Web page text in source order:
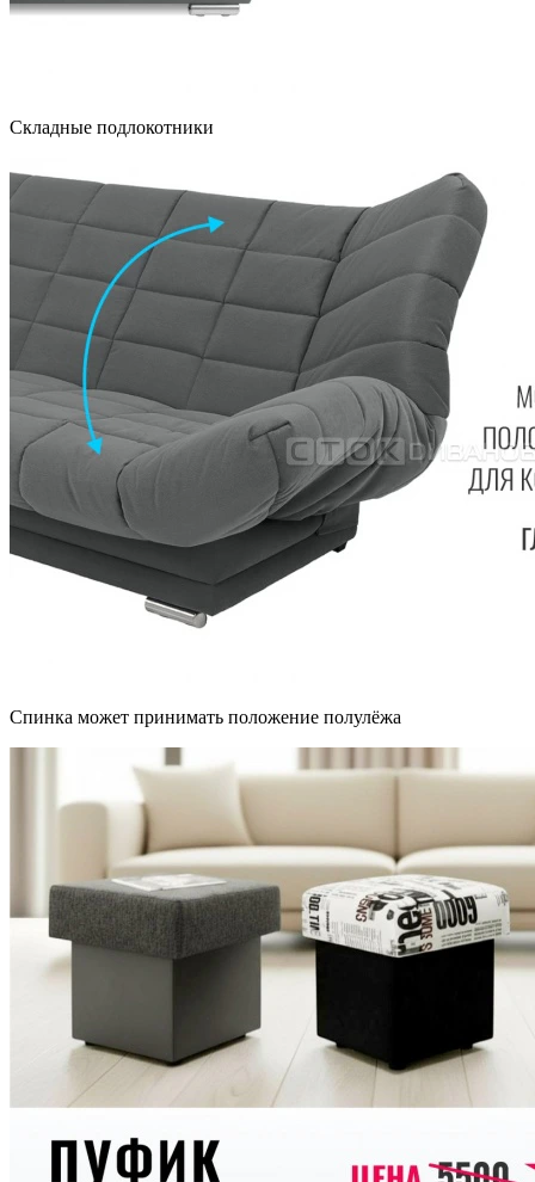
Складные подлокотники
Спинка может принимать положение полулёжа